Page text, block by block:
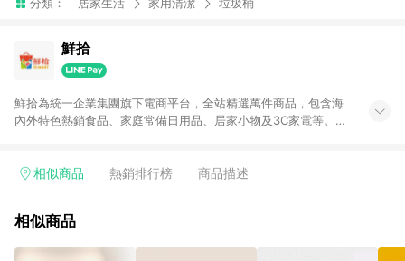
鮮拾
鮮拾為統一企業集團旗下電商平台，全站精選萬件商品，包含海
內外特色熱銷食品、家庭常備日用品、居家小物及3C家電等。全
有好康。LINE好友招募中搜尋@10mart。 ＊特定 iPhone17 將不
相似商品 熱銷排行榜 商品描述
相似商品